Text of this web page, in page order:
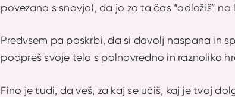
povezana s snovjo), da jo za ta čas “odložiš”
Predvsem pa poskrbi, da si dovolj naspana in
podpreš svoje telo s polnovredno in raznoliko
Fino je tudi, da veš, za kaj se učiš, kaj je tvoj